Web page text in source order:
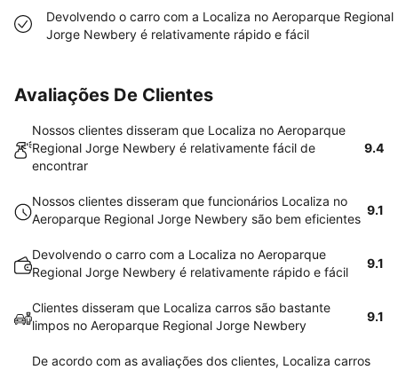
Devolvendo o carro com a Localiza no Aeroparque Regional
Jorge Newbery é relativamente rápido e fácil
Avaliações De Clientes
Nossos clientes disseram que Localiza no Aeroparque
Regional Jorge Newbery é relativamente fácil de
encontrar
9.4
Nossos clientes disseram que funcionários Localiza no
Aeroparque Regional Jorge Newbery são bem eficientes
9.1
Devolvendo o carro com a Localiza no Aeroparque
Regional Jorge Newbery é relativamente rápido e fácil
9.1
Clientes disseram que Localiza carros são bastante
limpos no Aeroparque Regional Jorge Newbery
9.1
De acordo com as avaliações dos clientes, Localiza carros